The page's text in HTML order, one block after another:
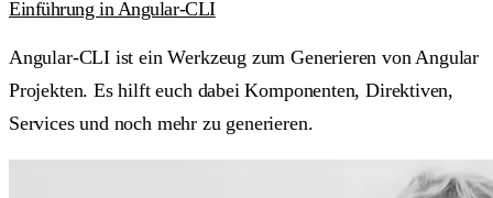
Einführung in Angular-CLI
Angular-CLI ist ein Werkzeug zum Generieren von Angular
Projekten. Es hilft euch dabei Komponenten, Direktiven,
Services und noch mehr zu generieren.